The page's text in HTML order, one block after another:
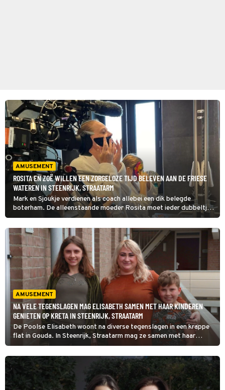
AMUSEMENT
ROSITA EN ZOË WILLEN EEN ZORGELOZE TIJD BELEVEN AAN DE FRIESE
WATEREN IN STEENRIJK, STRAATARM
Mark en Sjoukje verdienen als coach allebei een dik belegde
boterham. De alleenstaande moeder Rosita moet ieder dubbeltje
omdraaien om rond te komen. Ze ruilen in deze aflevering van
Steenrijk, Straatarm een week van woning, levensstijl en budget.
AMUSEMENT
NA VELE TEGENSLAGEN MAG ELISABETH SAMEN MET HAAR KINDEREN
GENIETEN OP KRETA IN STEENRIJK, STRAATARM
De Poolse Elisabeth woont na diverse tegenslagen in een krappe
flat in Gouda. In Steenrijk, Straatarm mag ze samen met haar
kinderen afreizen naar Kreta, waar ze een week lang van leven ruilt
met de Vlaamse ondernemers Christine en Nihat.